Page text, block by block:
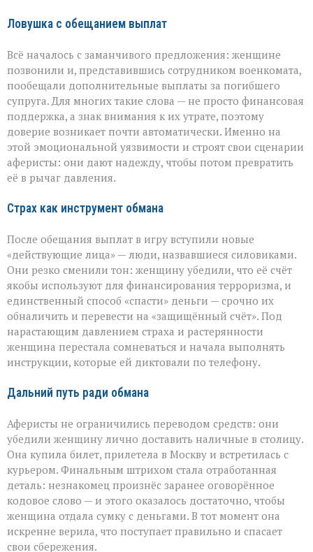
Ловушка с обещанием выплат
Всё началось с заманчивого предложения: женщине
позвонили и, представившись сотрудником военкомата,
пообещали дополнительные выплаты за погибшего
супруга. Для многих такие слова — не просто финансовая
поддержка, а знак внимания к их утрате, поэтому
доверие возникает почти автоматически. Именно на
этой эмоциональной уязвимости и строят свои сценарии
аферисты: они дают надежду, чтобы потом превратить
её в рычаг давления.
Страх как инструмент обмана
После обещания выплат в игру вступили новые
«действующие лица» — люди, назвавшиеся силовиками.
Они резко сменили тон: женщину убедили, что её счёт
якобы используют для финансирования терроризма, и
единственный способ «спасти» деньги — срочно их
обналичить и перевести на «защищённый счёт». Под
нарастающим давлением страха и растерянности
женщина перестала сомневаться и начала выполнять
инструкции, которые ей диктовали по телефону.
Дальний путь ради обмана
Аферисты не ограничились переводом средств: они
убедили женщину лично доставить наличные в столицу.
Она купила билет, прилетела в Москву и встретилась с
курьером. Финальным штрихом стала отработанная
деталь: незнакомец произнёс заранее оговорённое
кодовое слово — и этого оказалось достаточно, чтобы
женщина отдала сумку с деньгами. В тот момент она
искренне верила, что поступает правильно и спасает
свои сбережения.